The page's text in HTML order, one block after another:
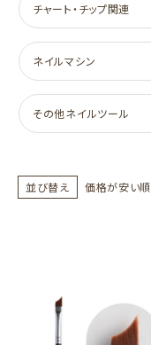
チャート・チップ関連
ネイルマシン
その他ネイルツール
並び替え 価格が安い順